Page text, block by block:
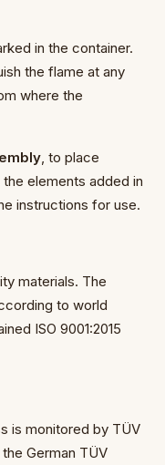
in the container.
the flame at any
where the
, to place
elements added in
instructions for use.
materials. The
to world
ISO 9001:2015
is monitored by TÜV
German TÜV